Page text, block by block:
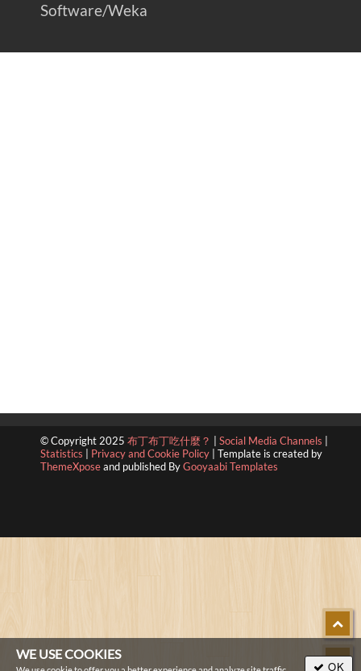
Software/Weka
© Copyright 2025 布丁布丁吃什麼？ Social Media Channels
Statistics
Privacy and Cookie Policy
Template is created by
ThemeXposeand published ByGooyaabi Templates
OK
WE USE COOKIES